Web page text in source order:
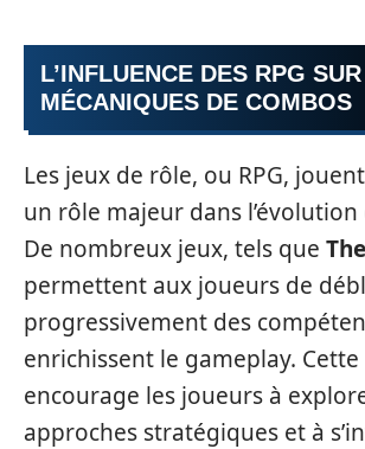
L’INFLUENCE DES RPG
MÉCANIQUES DE COMBOS
Les jeux de rôle, ou RPG,
un rôle majeur dans l’évolution
De nombreux jeux, tels que
permettent aux joueurs de
progressivement des
enrichissent le gameplay.
encourage les joueurs à
approches stratégiques et à